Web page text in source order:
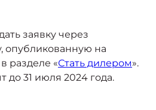
заявку через
опубликованную на
разделе «Стать дилером».
до 31 июля 2024 года.